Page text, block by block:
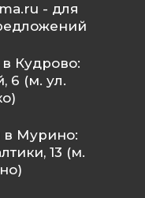
- для
Кудрово:
6 (м. ул.
в Мурино:
13 (м.